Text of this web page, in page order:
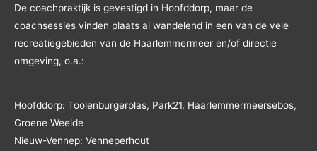
De coachpraktijk is gevestigd in Hoofddorp, maar de
coachsessies vinden plaats al wandelend in een van de vele
recreatiegebieden van de Haarlemmermeer en/of directie
omgeving, o.a.:
Hoofddorp: Toolenburgerplas, Park21, Haarlemmermeersebos,
Groene Weelde
Nieuw-Vennep: Venneperhout